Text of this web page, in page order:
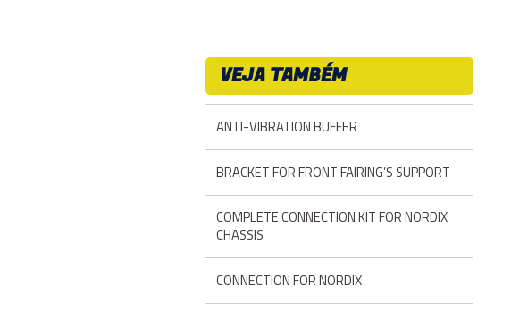
VEJA TAMBÉM
ANTI-VIBRATION BUFFER
BRACKET FOR FRONT FAIRING’S SUPPORT
COMPLETE CONNECTION KIT FOR NORDIX
CHASSIS
CONNECTION FOR NORDIX